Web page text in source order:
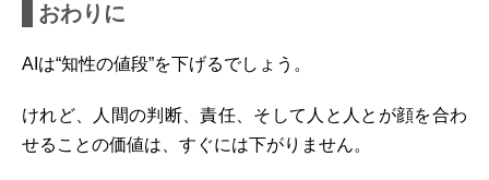
おわりに
AIは“知性の値段”を下げるでしょう。
けれど、人間の判断、責任、そして人と人とが顔を合わ
せることの価値は、すぐには下がりません。